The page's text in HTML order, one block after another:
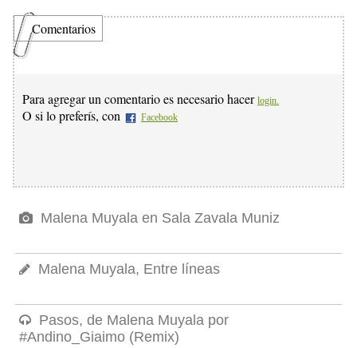
Comentarios
Para agregar un comentario es necesario hacer login.
O si lo preferís, con Facebook
Malena Muyala en Sala Zavala Muniz
Malena Muyala, Entre líneas
Pasos, de Malena Muyala por
#Andino_Giaimo (Remix)